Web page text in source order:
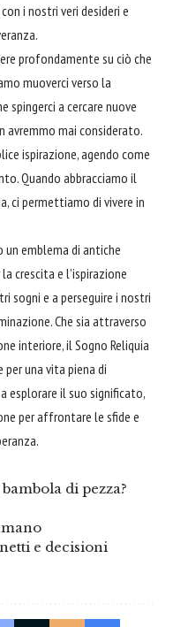
i nostri veri desideri e
profondamente su ciò che
muoverci verso la
spingerci a cercare nuove
avremmo mai considerato.
ispirazione, agendo come
Quando abbracciamo il
ci permettiamo di vivere in
un emblema di antiche
crescita e l’ispirazione
sogni e a perseguire i nostri
Che sia attraverso
interiore, il Sogno Reliquia
per una vita piena di
esplorare il suo significato,
peraffrontare le sfide e
di pezza?
e decisioni